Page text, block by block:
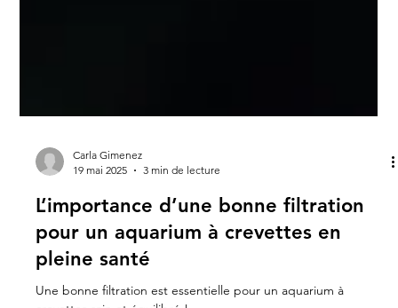
19 mai 2025
3 min de lecture
L’importance d’une bonne filtration
pour un aquarium à crevettes en
pleine santé